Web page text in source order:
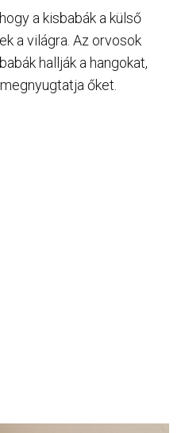
a kisbabák a külső
a világra. Az orvosok
hallják a hangokat,
őket.